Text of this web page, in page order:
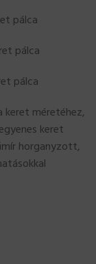
pálca
pálca
pálca
keret méretéhez,
keret
horganyzott,